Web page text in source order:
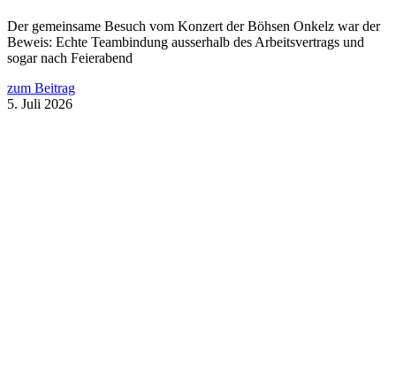
Der gemeinsame Besuch vom Konzert der Böhsen Onkelz war der
Beweis: Echte Teambindung ausserhalb des Arbeitsvertrags und
sogar nach Feierabend
zum Beitrag
5. Juli 2026